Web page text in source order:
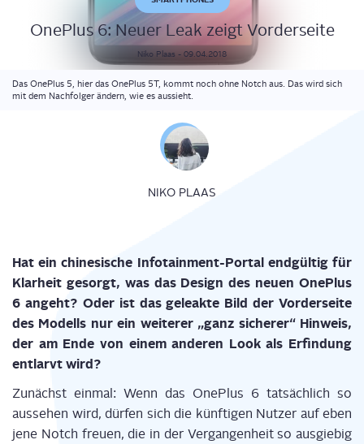
One­Plus 6: Neu­er Leak zeigt Vorderseite
Niko Plaas - 09.04.2018
Das OnePlus 5, hier das OnePlus 5T, kommt noch ohne Notch aus. Das wird sich
mit dem Nachfolger ändern, wie es aussieht.
NIKO PLAAS
Hat ein chi­ne­si­sche Info­tain­ment-Por­tal end­gül­tig für
Klar­heit gesorgt, was das Design des neu­en One­Plus
6 angeht? Oder ist das gele­ak­te Bild der Vor­der­sei­te
des Modells nur ein wei­te­rer „ganz siche­rer“ Hin­weis,
der am Ende von einem ande­ren Look als Erfin­dung
ent­larvt wird?
Zunächst ein­mal: Wenn das One­Plus 6 tat­säch­lich so
aus­se­hen wird, dür­fen sich die künf­ti­gen Nut­zer auf eben
jene Notch freu­en, die in der Ver­gan­gen­heit so aus­gie­big